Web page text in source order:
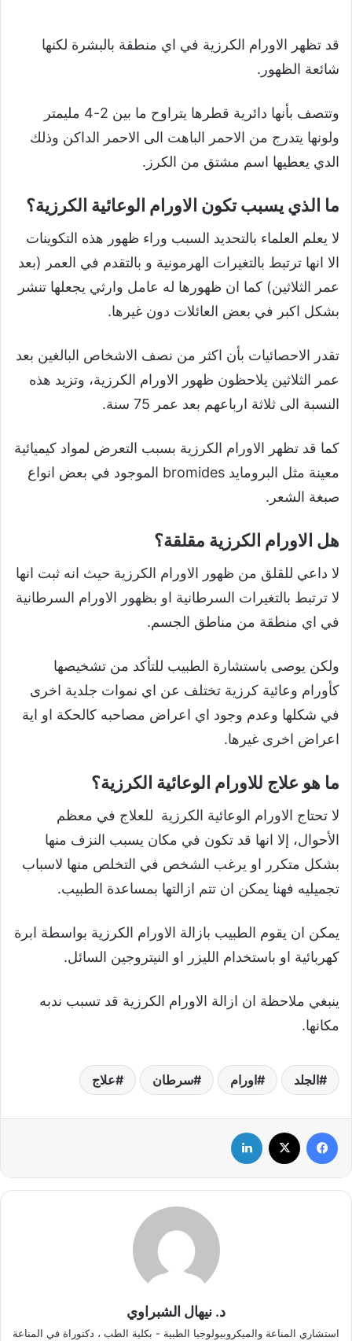
قد تظهر الاورام الكرزية في اي منطقة بالبشرة لكنها
شائعة الظهور.
وتتصف بأنها دائرية قطرها يتراوح ما بين 2-4 مليمتر
ولونها يتدرج من الاحمر الباهت الى الاحمر الداكن وذلك
الدي يعطيها اسم مشتق من الكرز.
ما الذي يسبب تكون الاورام الوعائية الكرزية؟
لا يعلم العلماء بالتحديد السبب وراء ظهور هذه التكوينات
الا انها ترتبط بالتغيرات الهرمونية و بالتقدم في العمر (بعد
عمر الثلاثين) كما ان ظهورها له عامل وارثي يجعلها تنشر
بشكل اكبر في بعض العائلات دون غيرها.
تقدر الاحصائيات بأن اكثر من نصف الاشخاص البالغين بعد
عمر الثلاثين يلاحظون ظهور الاورام الكرزية، وتزيد هذه
النسبة الى ثلاثة ارباعهم بعد عمر 75 سنة.
كما قد تظهر الاورام الكرزية بسبب التعرض لمواد كيميائية
معينة مثل البرومايد bromides الموجود في بعض انواع
صبغة الشعر.
هل الاورام الكرزية مقلقة؟
لا داعي للقلق من ظهور الاورام الكرزية حيث انه ثبت انها
لا ترتبط بالتغيرات السرطانية او بظهور الاورام السرطانية
في اي منطقة من مناطق الجسم.
ولكن يوصى باستشارة الطبيب للتأكد من تشخيصها
كأورام وعائية كرزية تختلف عن اي نموات جلدية اخرى
في شكلها وعدم وجود اي اعراض مصاحبه كالحكة او اية
اعراض اخرى غيرها.
ما هو علاج للاورام الوعائية الكرزية؟
لا تحتاج الاورام الوعائية الكرزية للعلاج في معظم
الأحوال، إلا انها قد تكون في مكان يسبب النزف منها
بشكل متكرر او يرغب الشخص في التخلص منها لاسباب
تجميليه فهنا يمكن ان تتم ازالتها بمساعدة الطبيب.
يمكن ان يقوم الطبيب بازالة الاورام الكرزية بواسطة ابرة
كهربائية او باستخدام الليزر او النيتروجين السائل.
ينبغي ملاحظة ان ازالة الاورام الكرزية قد تسبب ندبه
مكانها.
الجلد اورام سرطان علاج
د. نيهال الشبراوي
استشاري المناعة والميكروبيولوجيا الطبية - بكلية الطب ، دكتوراة في المناعة